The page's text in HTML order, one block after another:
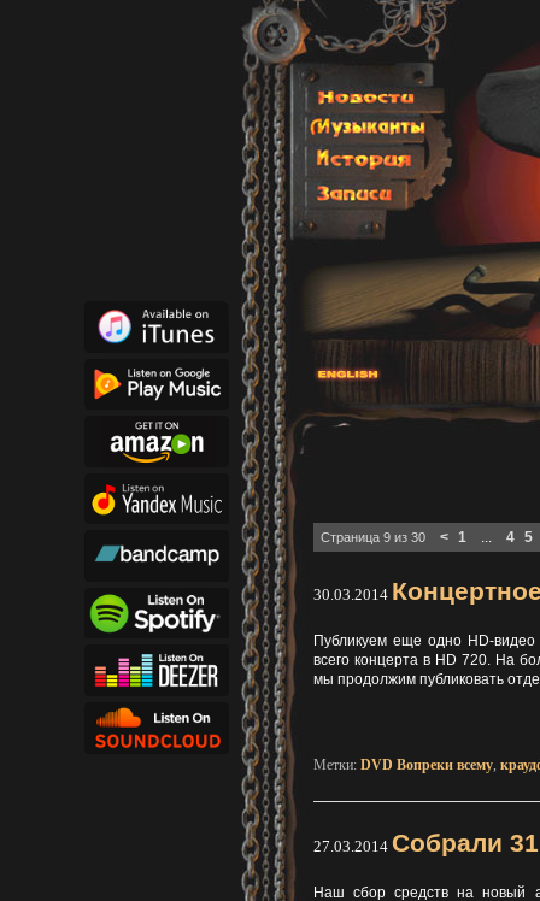
Навигация по записям
Страница 9 из 30 < 1 ... 4 5
30.03.2014
Публикуем еще одно HD-
всего концерта в HD 720. На
мы продолжим публиковать
Метки: DVD Вопреки всему,
27.03.2014 Собрали
Наш сбор средств на новый